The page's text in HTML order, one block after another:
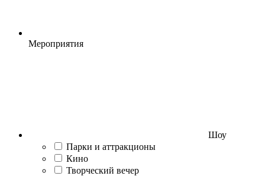
Мероприятия
Шоу
Парки и аттракционы
Кино
Творческий вечер